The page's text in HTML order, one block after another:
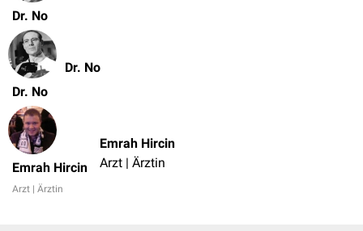
Dr. No
Dr. No
Dr. No
Emrah Hircin
Arzt | Ärztin
Emrah Hircin
Arzt | Ärztin